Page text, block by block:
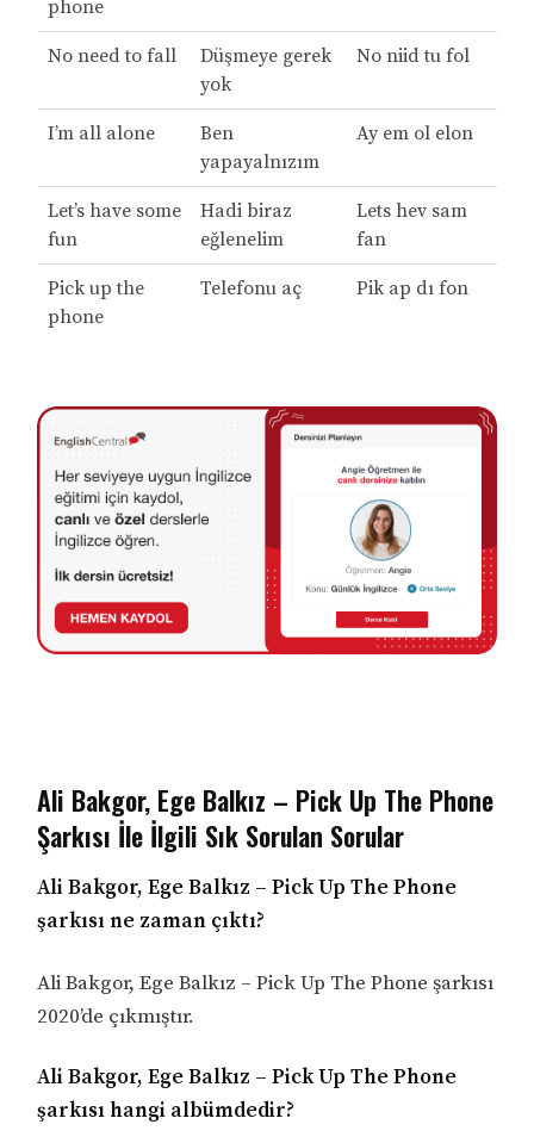
phone
No need to fall
Düşmeye gerek
yok
No niid tu fol
I’m all alone
Ben
yapayalnızım
Ay em ol elon
Let’s have some
fun
Hadi biraz
eğlenelim
Lets hev sam
fan
Pick up the
phone
Telefonu aç Pik ap dı fon
Ali Bakgor, Ege Balkız – Pick Up The Phone
Şarkısı İle İlgili Sık Sorulan Sorular
Ali Bakgor, Ege Balkız – Pick Up The Phone
şarkısı ne zaman çıktı?
Ali Bakgor, Ege Balkız – Pick Up The Phone şarkısı
2020’de çıkmıştır.
Ali Bakgor, Ege Balkız – Pick Up The Phone
şarkısı hangi albümdedir?